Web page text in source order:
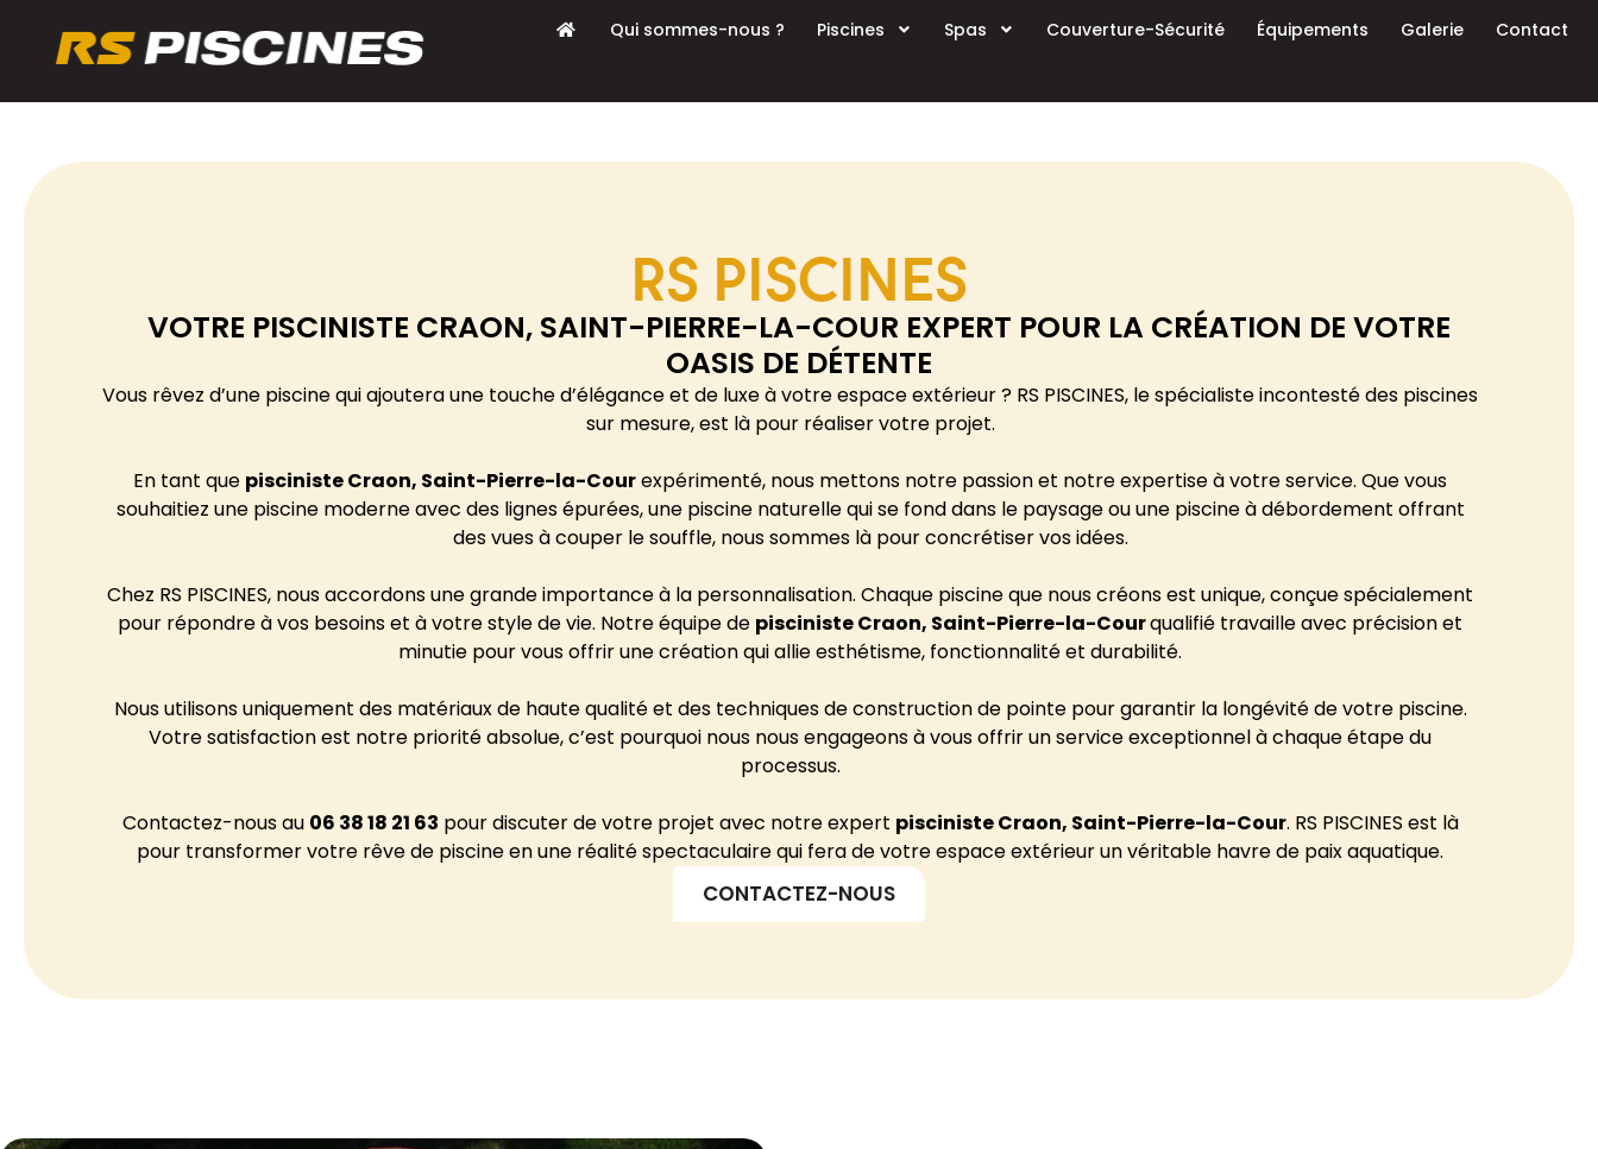
Qui sommes-nous ? Piscines Spas Couverture-Sécurité Équipements Galerie Contact
RS PISCINES
VOTRE PISCINISTE CRAON, SAINT-PIERRE-LA-COUR EXPERT POUR LA CRÉATION DE VOTRE
OASIS DE DÉTENTE
Vous rêvez d’une piscine qui ajoutera une touche d’élégance et de luxe à votre espace extérieur ? RS PISCINES, le spécialiste incontesté des piscines
sur mesure, est là pour réaliser votre projet.
En tant que piscinisteCraon, Saint-Pierre-la-Courexpérimenté, nous mettons notre passion et notre expertise à votre service. Que vous
souhaitiez une piscine moderne avec des lignes épurées, une piscine naturelle qui se fond dans le paysage ou une piscine à débordement offrant
des vues à couper le souffle, nous sommes là pour concrétiser vos idées.
Chez RS PISCINES, nous accordons une grande importance à la personnalisation. Chaque piscine que nous créons est unique, conçue spécialement
pour répondre à vos besoins et à votre style de vie. Notre équipe de piscinisteCraon, Saint-Pierre-la-Courqualifié travaille avec précision et
minutie pour vous offrir une création qui allie esthétisme, fonctionnalité et durabilité.
Nous utilisons uniquement des matériaux de haute qualité et des techniques de construction de pointe pour garantir la longévité de votre piscine.
Votre satisfaction est notre priorité absolue, c’est pourquoi nous nous engageons à vous offrir un service exceptionnel à chaque étape du
processus.
Contactez-nous au 06 38 18 21 63 pour discuter de votre projet avec notre expert pisciniste Craon, Saint-Pierre-la-Cour. RS PISCINES est là
pour transformer votre rêve de piscine en une réalité spectaculaire qui fera de votre espace extérieur un véritable havre de paix aquatique.
CONTACTEZ-NOUS